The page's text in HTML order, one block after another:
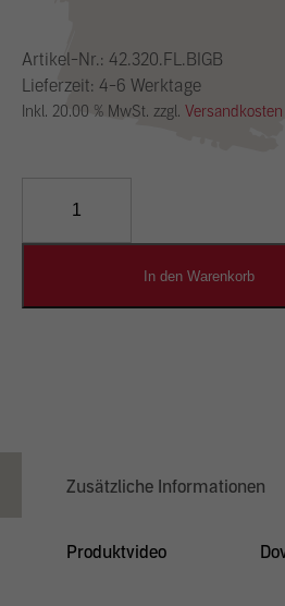
Artikel-Nr.: 42.320.FL.BIGB
Lieferzeit: 4-6 Werktage
Inkl. 20.00 % MwSt. zzgl. Versandkosten
Designputz
In den Warenkorb
Zusätzliche Informationen
Produktvideo